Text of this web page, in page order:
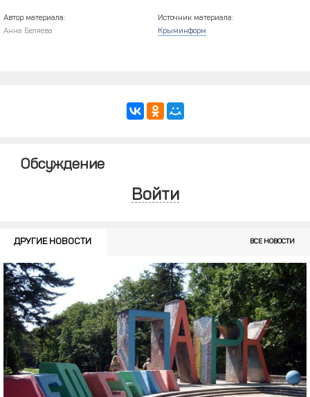
Автор материала:
Анна Беляева
Источник материала:
Крыминформ
Обсуждение
Войти
ДРУГИЕ НОВОСТИ ВСЕ НОВОСТИ